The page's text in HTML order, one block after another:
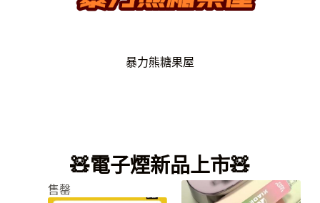
暴力熊糖果屋
🧸電子煙新品上市🧸
售罄